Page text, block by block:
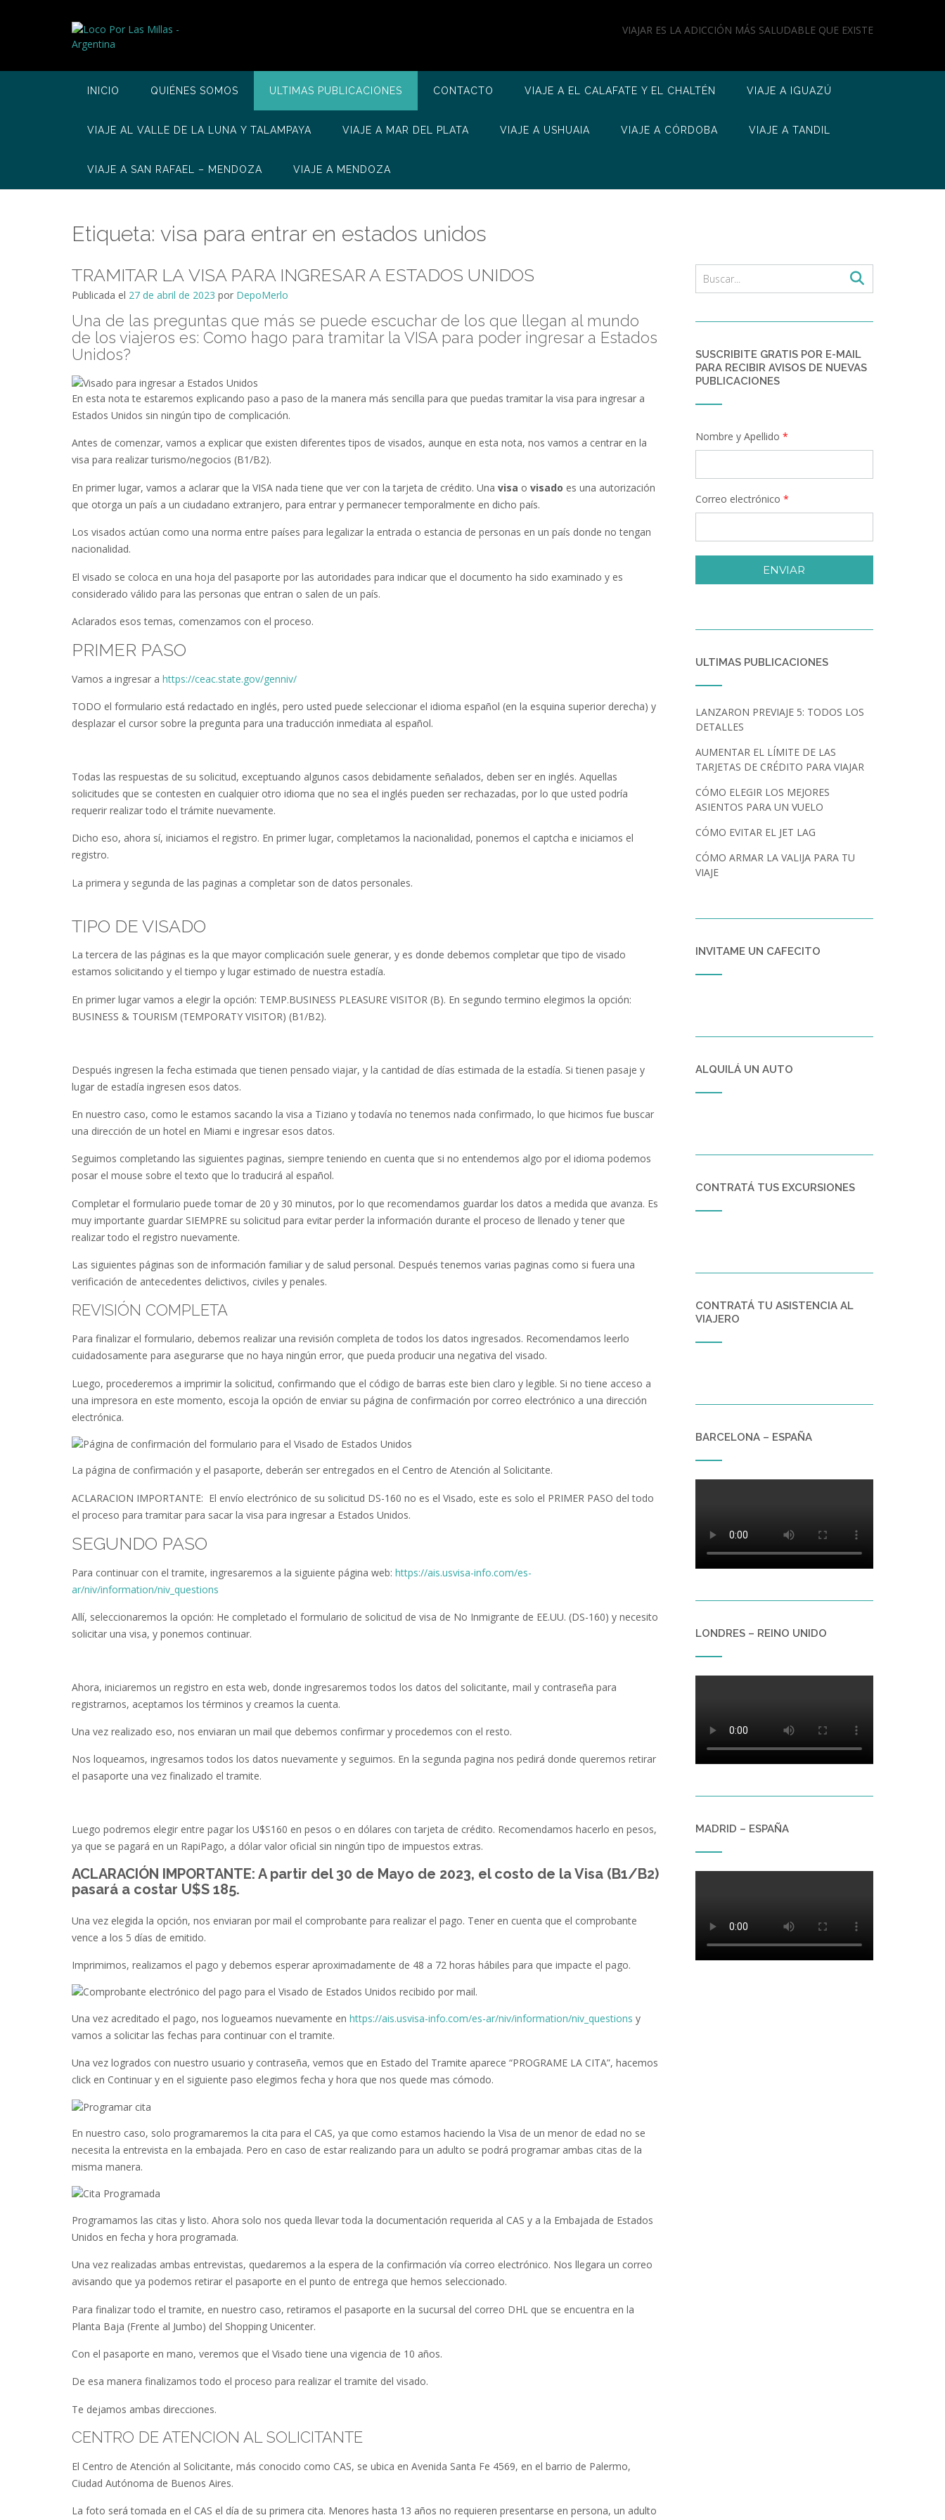
VIAJAR ES LA ADICCIÓN MÁS SALUDABLE QUE EXISTE
INICIO QUIÉNES SOMOS ULTIMAS PUBLICACIONES CONTACTO VIAJE A EL CALAFATE Y EL CHALTÉN VIAJE A IGUAZÚ
VIAJE AL VALLE DE LA LUNA Y TALAMPAYA VIAJE A MAR DEL PLATA VIAJE A USHUAIA VIAJE A CÓRDOBA VIAJE A TANDIL
VIAJE A SAN RAFAEL – MENDOZA VIAJE A MENDOZA
Etiqueta: visa para entrar en estados unidos
TRAMITAR LA VISA PARA INGRESAR A ESTADOS UNIDOS
Publicada el 27 de abril de 2023 por DepoMerlo
Una de las preguntas que más se puede escuchar de los que llegan al mundo
de los viajeros es: Como hago para tramitar la VISA para poder ingresar a Estados
Unidos?
En esta nota te estaremos explicando paso a paso de la manera más sencilla para que puedas tramitar la visa para ingresar a
Estados Unidos sin ningún tipo de complicación.
Antes de comenzar, vamos a explicar que existen diferentes tipos de visados, aunque en esta nota, nos vamos a centrar en la
visa para realizar turismo/negocios (B1/B2).
En primer lugar, vamos a aclarar que la VISA nada tiene que ver con la tarjeta de crédito. Una visa o visado es una autorización
que otorga un país a un ciudadano extranjero, para entrar y permanecer temporalmente en dicho país.
Los visados actúan como una norma entre países para legalizar la entrada o estancia de personas en un país donde no tengan
nacionalidad.
El visado se coloca en una hoja del pasaporte por las autoridades para indicar que el documento ha sido examinado y es
considerado válido para las personas que entran o salen de un país.
Aclarados esos temas, comenzamos con el proceso.
PRIMER PASO
Vamos a ingresar a https://ceac.state.gov/genniv/
TODO el formulario está redactado en inglés, pero usted puede seleccionar el idioma español (en la esquina superior derecha) y
desplazar el cursor sobre la pregunta para una traducción inmediata al español.
Todas las respuestas de su solicitud, exceptuando algunos casos debidamente señalados, deben ser en inglés. Aquellas
solicitudes que se contesten en cualquier otro idioma que no sea el inglés pueden ser rechazadas, por lo que usted podría
requerir realizar todo el trámite nuevamente.
Dicho eso, ahora sí, iniciamos el registro. En primer lugar, completamos la nacionalidad, ponemos el captcha e iniciamos el
registro.
La primera y segunda de las paginas a completar son de datos personales.
TIPO DE VISADO
La tercera de las páginas es la que mayor complicación suele generar, y es donde debemos completar que tipo de visado
estamos solicitando y el tiempo y lugar estimado de nuestra estadía.
En primer lugar vamos a elegir la opción: TEMP.BUSINESS PLEASURE VISITOR (B). En segundo termino elegimos la opción:
BUSINESS & TOURISM (TEMPORATY VISITOR) (B1/B2).
Después ingresen la fecha estimada que tienen pensado viajar, y la cantidad de días estimada de la estadía. Si tienen pasaje y
lugar de estadía ingresen esos datos.
En nuestro caso, como le estamos sacando la visa a Tiziano y todavía no tenemos nada confirmado, lo que hicimos fue buscar
una dirección de un hotel en Miami e ingresar esos datos.
Seguimos completando las siguientes paginas, siempre teniendo en cuenta que si no entendemos algo por el idioma podemos
posar el mouse sobre el texto que lo traducirá al español.
Completar el formulario puede tomar de 20 y 30 minutos, por lo que recomendamos guardar los datos a medida que avanza. Es
muy importante guardar SIEMPRE su solicitud para evitar perder la información durante el proceso de llenado y tener que
realizar todo el registro nuevamente.
Las siguientes páginas son de información familiar y de salud personal. Después tenemos varias paginas como si fuera una
verificación de antecedentes delictivos, civiles y penales.
REVISIÓN COMPLETA
Para finalizar el formulario, debemos realizar una revisión completa de todos los datos ingresados. Recomendamos leerlo
cuidadosamente para asegurarse que no haya ningún error, que pueda producir una negativa del visado.
Luego, procederemos a imprimir la solicitud, confirmando que el código de barras este bien claro y legible. Si no tiene acceso a
una impresora en este momento, escoja la opción de enviar su página de confirmación por correo electrónico a una dirección
electrónica.
La página de confirmación y el pasaporte, deberán ser entregados en el Centro de Atención al Solicitante.
ACLARACION IMPORTANTE: El envío electrónico de su solicitud DS-160 no es el Visado, este es solo el PRIMER PASO del todo
el proceso para tramitar para sacar la visa para ingresar a Estados Unidos.
SEGUNDO PASO
Para continuar con el tramite, ingresaremos a la siguiente página web: https://ais.usvisa-info.com/es-
ar/niv/information/niv_questions
Allí, seleccionaremos la opción: He completado el formulario de solicitud de visa de No Inmigrante de EE.UU. (DS-160) y necesito
solicitar una visa, y ponemos continuar.
Ahora, iniciaremos un registro en esta web, donde ingresaremos todos los datos del solicitante, mail y contraseña para
registrarnos, aceptamos los términos y creamos la cuenta.
Una vez realizado eso, nos enviaran un mail que debemos confirmar y procedemos con el resto.
Nos loqueamos, ingresamos todos los datos nuevamente y seguimos. En la segunda pagina nos pedirá donde queremos retirar
el pasaporte una vez finalizado el tramite.
Luego podremos elegir entre pagar los U$S160 en pesos o en dólares con tarjeta de crédito. Recomendamos hacerlo en pesos,
ya que se pagará en un RapiPago, a dólar valor oficial sin ningún tipo de impuestos extras.
ACLARACIÓN IMPORTANTE: A partir del 30 de Mayo de 2023, el costo de la Visa (B1/B2)
pasará a costar U$S 185.
Una vez elegida la opción, nos enviaran por mail el comprobante para realizar el pago. Tener en cuenta que el comprobante
vence a los 5 días de emitido.
Imprimimos, realizamos el pago y debemos esperar aproximadamente de 48 a 72 horas hábiles para que impacte el pago.
Una vez acreditado el pago, nos logueamos nuevamente en https://ais.usvisa-info.com/es-ar/niv/information/niv_questions y
vamos a solicitar las fechas para continuar con el tramite.
Una vez logrados con nuestro usuario y contraseña, vemos que en Estado del Tramite aparece “PROGRAME LA CITA”, hacemos
click en Continuar y en el siguiente paso elegimos fecha y hora que nos quede mas cómodo.
En nuestro caso, solo programaremos la cita para el CAS, ya que como estamos haciendo la Visa de un menor de edad no se
necesita la entrevista en la embajada. Pero en caso de estar realizando para un adulto se podrá programar ambas citas de la
misma manera.
Programamos las citas y listo. Ahora solo nos queda llevar toda la documentación requerida al CAS y a la Embajada de Estados
Unidos en fecha y hora programada.
Una vez realizadas ambas entrevistas, quedaremos a la espera de la confirmación vía correo electrónico. Nos llegara un correo
avisando que ya podemos retirar el pasaporte en el punto de entrega que hemos seleccionado.
Para finalizar todo el tramite, en nuestro caso, retiramos el pasaporte en la sucursal del correo DHL que se encuentra en la
Planta Baja (Frente al Jumbo) del Shopping Unicenter.
Con el pasaporte en mano, veremos que el Visado tiene una vigencia de 10 años.
De esa manera finalizamos todo el proceso para realizar el tramite del visado.
Te dejamos ambas direcciones.
CENTRO DE ATENCION AL SOLICITANTE
El Centro de Atención al Solicitante, más conocido como CAS, se ubica en Avenida Santa Fe 4569, en el barrio de Palermo,
Ciudad Autónoma de Buenos Aires.
La foto será tomada en el CAS el día de su primera cita. Menores hasta 13 años no requieren presentarse en persona, un adulto
SUSCRIBITE GRATIS POR E-MAIL
PARA RECIBIR AVISOS DE NUEVAS
PUBLICACIONES
Nombre y Apellido *
Correo electrónico *
ENVIAR
ULTIMAS PUBLICACIONES
LANZARON PREVIAJE 5: TODOS LOS
DETALLES
AUMENTAR EL LÍMITE DE LAS
TARJETAS DE CRÉDITO PARA VIAJAR
CÓMO ELEGIR LOS MEJORES
ASIENTOS PARA UN VUELO
CÓMO EVITAR EL JET LAG
CÓMO ARMAR LA VALIJA PARA TU
VIAJE
INVITAME UN CAFECITO
ALQUILÁ UN AUTO
CONTRATÁ TUS EXCURSIONES
CONTRATÁ TU ASISTENCIA AL
VIAJERO
BARCELONA – ESPAÑA
LONDRES – REINO UNIDO
MADRID – ESPAÑA